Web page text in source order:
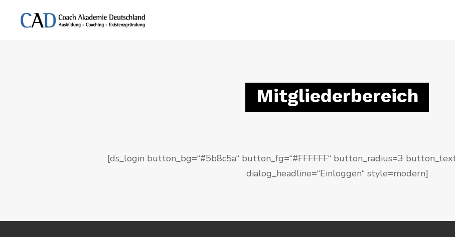
Mitgliederbereich
[ds_login button_bg=“#5b8c5a“ button_fg=“#FFFFFF“ button_radius=3
dialog_headline=“Einloggen“ style=modern]